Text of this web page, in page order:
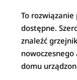
To
dostępne.
znaleźć
domu